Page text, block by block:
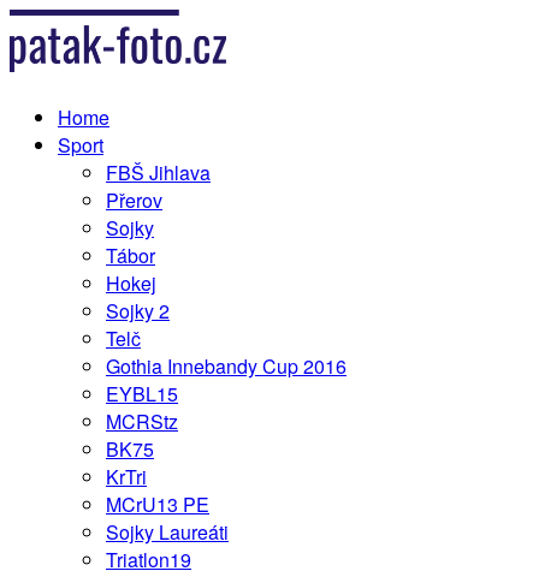
Home
Sport
FBŠ Jihlava
Přerov
Sojky
Tábor
Hokej
Sojky 2
Telč
Gothia Innebandy Cup 2016
EYBL15
MCRStz
BK75
KrTri
MCrU13 PE
Sojky Laureáti
Triatlon19